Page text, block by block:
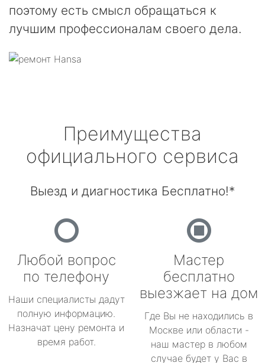
поэтому есть смысл обращаться к
лучшим профессионалам своего дела.
Преимущества
официального сервиса
Выезд и диагностика Бесплатно!*
Любой вопрос
по телефону
Наши специалисты дадут
полную информацию.
Назначат цену ремонта и
время работ.
Мастер
бесплатно
выезжает на дом
Где Вы не находились в
Москве или области -
наш мастер в любом
случае будет у Вас в